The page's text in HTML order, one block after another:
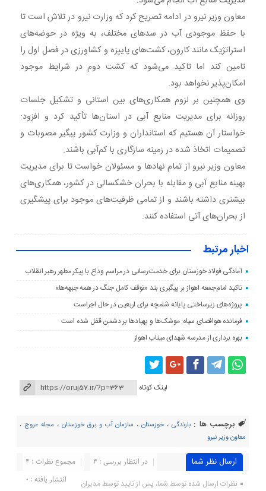
معاون وزیر نیرو در ادامه تصریح کرد که وزارت نیرو در تلاش است تا
با حفظ موجودی آب در سدهای مختلف، به ویژه در حوضه‌های
استراتژیک مانند کارون، کشت‌های پاییزه و کشاورزی در فصل اول را
تامین کند اما تاکید می‌شود که کشت دوم در شرایط موجود
امکان‌پذیر نخواهد بود.
وی همچنین بر لزوم همکاری‌های بین استانی و تشکیل جلسات
روزانه برای مدیریت منابع آبی در استان‌ها تأکید کرد و افزود:
خواستار آن هستیم که استانداران و وزارت کشور پیگیر مصوبات و
تصمیمات اتخاذ شده در زمینه سازگاری با کم‌آبی باشند.
معاون وزیر نیرو از تمام نهادها و مسئولان خواست تا برای مدیریت
بهینه منابع آبی و مقابله با بحران خشکسالی در کشور، همکاری‌های
بیشتری داشته باشند و از تمامی ظرفیت‌های موجود برای پیشگیری
از بحران‌های آتی استفاده کنند.
اخبار مرتبط
آمادگی فولاد خوزستان برای خدمت‌رسانی در مراسم وداع با پیکر مطهر رهبر انقلاب
تاکید امام‌جمعه اهواز بر پیگبری بند «توقف کامل جنگ در همه جبهه‌ها»
پروژه‌های زیرساختی پایانه شلمچه برای اربعین در حال اجراست
فرمانده هوافضای سپاه: موشک‌ها و پهپادها بر دشمن قفل شده است
بهره برداری از مدرسه شهدای میناب اهواز
لینک کوتاه
برچسب ها : بارندگی،خوزستان، سازمان آب و برق خوزستان ، مجله عروج ،
معاون وزیر نیرو
ارسال نظر شما مجموع نظرات : 4
در انتظار بررسی : 4
انتشار یافته : ۰
نظرات ارسال شده توسط شما، پس از تایید توسط مدیران